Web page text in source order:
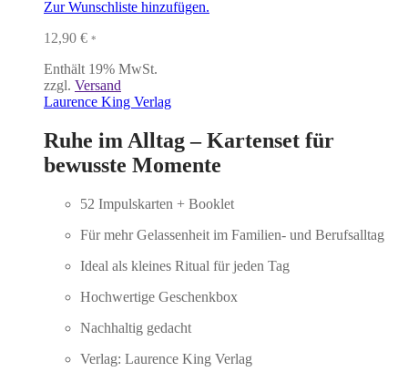
Zur Wunschliste hinzufügen.
12,90 € *
Enthält 19% MwSt.
zzgl. Versand
Laurence King Verlag
Ruhe im Alltag – Kartenset für
bewusste Momente
52 Impulskarten + Booklet
Für mehr Gelassenheit im Familien- und Berufsalltag
Ideal als kleines Ritual für jeden Tag
Hochwertige Geschenkbox
Nachhaltig gedacht
Verlag: Laurence King Verlag